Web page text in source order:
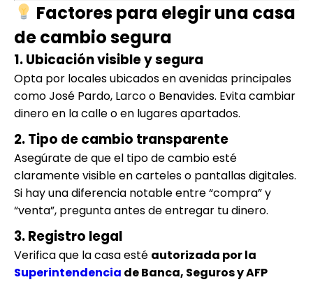
Factores para elegir una casa
de cambio segura
1. Ubicación visible y segura
Opta por locales ubicados en avenidas principales
como José Pardo, Larco o Benavides. Evita cambiar
dinero en la calle o en lugares apartados.
2. Tipo de cambio transparente
Asegúrate de que el tipo de cambio esté
claramente visible en carteles o pantallas digitales.
Si hay una diferencia notable entre “compra” y
“venta”, pregunta antes de entregar tu dinero.
3. Registro legal
Verifica que la casa esté autorizada por la
Superintendencia de Banca, Seguros y AFP